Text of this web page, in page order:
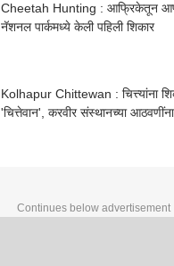
Cheetah Hunting : आफ्रिकेतून
नॅशनल पार्कमध्ये केली पहिली शिकार
Kolhapur Chittewan : चित्त्यांना
'चित्तेवान', करवीर संस्थानच्या
Continues below advertisement